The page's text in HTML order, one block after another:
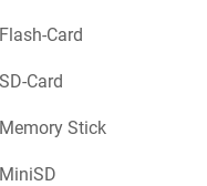
Card
Card
Stick